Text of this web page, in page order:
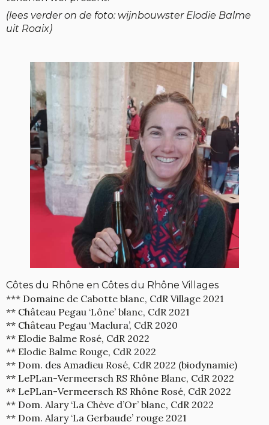
(lees verder on de foto: wijnbouwster Elodie Balme
uit Roaix)
Côtes du Rhône en Côtes du Rhône Villages
*** Domaine de Cabotte blanc, CdR Village 2021
** Château Pegau ‘Lône’ blanc, CdR 2021
** Château Pegau ‘Maclura’, CdR 2020
** Elodie Balme Rosé, CdR 2022
** Elodie Balme Rouge, CdR 2022
** Dom. des Amadieu Rosé, CdR 2022 (biodynamie)
** LePLan-Vermeersch RS Rhône Blanc, CdR 2022
** LePLan-Vermeersch RS Rhône Rosé, CdR 2022
** Dom. Alary ‘La Chève d’Or’ blanc, CdR 2022
** Dom. Alary ‘La Gerbaude’ rouge 2021